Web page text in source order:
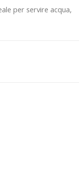
per servire acqua,